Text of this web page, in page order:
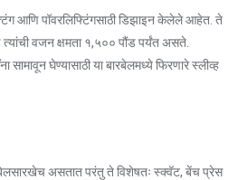
आणि पॉवरलिफ्टिंगसाठी डिझाइन केलेले आहेत. ते
वजन क्षमता १,५०० पौंड पर्यंत असते.
सामावून घेण्यासाठी या बारबेलमध्ये फिरणारे स्लीव्ह
असतात परंतु ते विशेषतः स्क्वॅट, बेंच प्रेस